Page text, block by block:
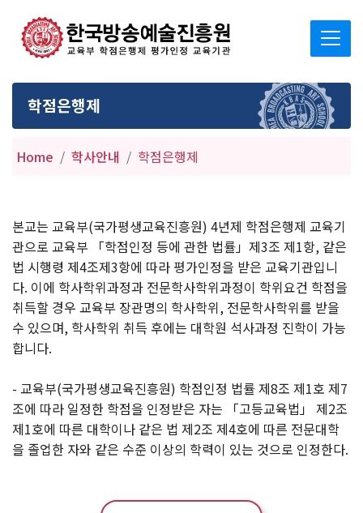
학점은행제
Home 학사안내 학점은행제
본교는 교육부(국가평생교육진흥원) 4년제 학점은행제 교육기
관으로 교육부 「학점인정 등에 관한 법률」제3조 제1항, 같은
법 시행령 제4조제3항에 따라 평가인정을 받은 교육기관입니
다. 이에 학사학위과정과 전문학사학위과정이 학위요건 학점을
취득할 경우 교육부 장관명의 학사학위, 전문학사학위를 받을
수 있으며, 학사학위 취득 후에는 대학원 석사과정 진학이 가능
합니다.
- 교육부(국가평생교육진흥원) 학점인정 법률 제8조 제1호 제7
조에 따라 일정한 학점을 인정받은 자는 「고등교육법」 제2조
제1호에 따른 대학이나 같은 법 제2조 제4호에 따른 전문대학
을 졸업한 자와 같은 수준 이상의 학력이 있는 것으로 인정한다.